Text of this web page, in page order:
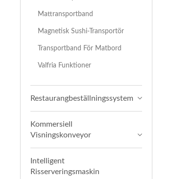
Mattransportband
Magnetisk Sushi-Transportör
Transportband För Matbord
Valfria Funktioner
Restaurangbeställningssystem
Kommersiell
Visningskonveyor
Intelligent
Risserveringsmaskin